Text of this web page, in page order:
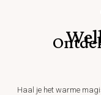
Haal je het warme